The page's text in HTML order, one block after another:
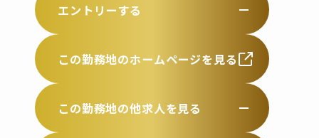
エントリーする
この勤務地のホームページを見る
この勤務地の他求人を見る